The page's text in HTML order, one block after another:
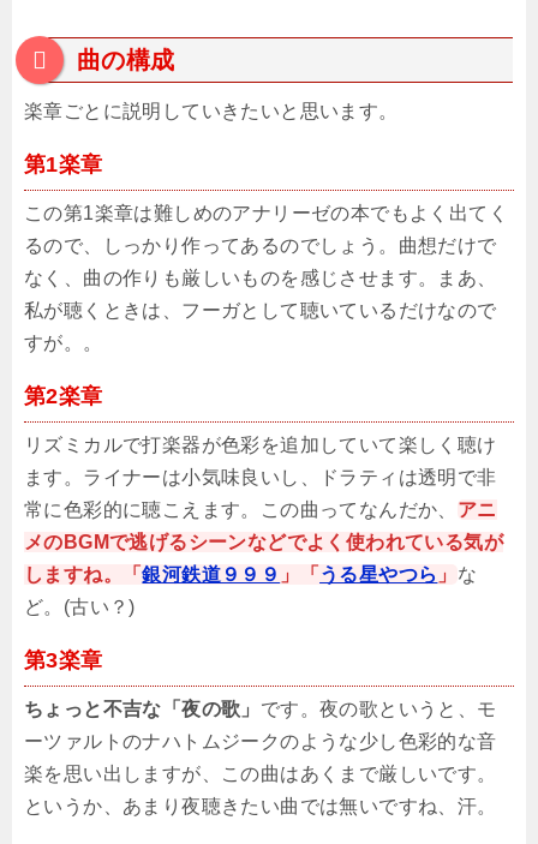
曲の構成
楽章ごとに説明していきたいと思います。
第1楽章
この第1楽章は難しめのアナリーゼの本でもよく出てく
るので、しっかり作ってあるのでしょう。曲想だけで
なく、曲の作りも厳しいものを感じさせます。まあ、
私が聴くときは、フーガとして聴いているだけなので
すが。。
第2楽章
リズミカルで打楽器が色彩を追加していて楽しく聴け
ます。ライナーは小気味良いし、ドラティは透明で非
常に色彩的に聴こえます。この曲ってなんだか、 アニ
メのBGMで逃げるシーンなどでよく使われている気が
しますね。「銀河鉄道９９９ 」「 うる星やつら 」 な
ど。(古い？)
第3楽章
ちょっと不吉な「夜の歌」 です。夜の歌というと、モ
ーツァルトのナハトムジークのような少し色彩的な音
楽を思い出しますが、この曲はあくまで厳しいです。
というか、あまり夜聴きたい曲では無いですね、汗。